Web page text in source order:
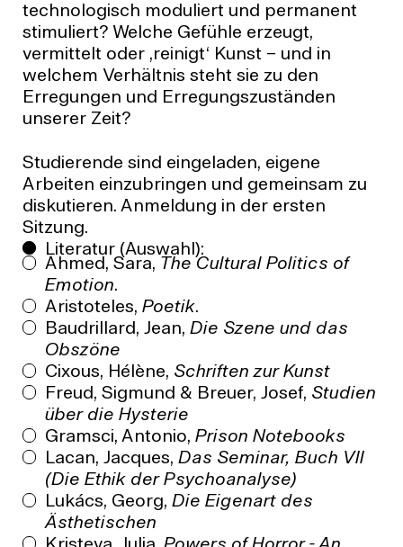
technologisch moduliert und permanent
stimuliert? Welche Gefühle erzeugt,
vermittelt oder ‚reinigt‘ Kunst – und in
welchem Verhältnis steht sie zu den
Erregungen und Erregungszuständen
unserer Zeit?
Studierende sind eingeladen, eigene
Arbeiten einzubringen und gemeinsam zu
diskutieren. Anmeldung in der ersten
Sitzung.
Literatur (Auswahl):
Ahmed, Sara, The Cultural Politics of
Emotion.
Aristoteles, Poetik.
Baudrillard, Jean, Die Szene und das
Obszöne
Cixous, Hélène, Schriften zur Kunst
Freud, Sigmund & Breuer, Josef, Studien
über die Hysterie
Gramsci, Antonio, Prison Notebooks
Lacan, Jacques, Das Seminar, Buch VII
(Die Ethik der Psychoanalyse)
Lukács, Georg, Die Eigenart des
Ästhetischen